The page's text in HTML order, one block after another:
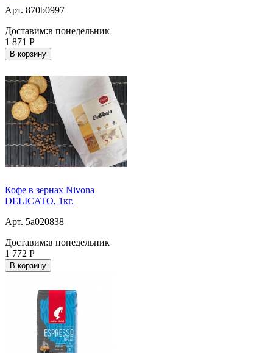
Арт. 870b0997
Доставим:в понедельник
1 871 Р
В корзину
Кофе в зернах Nivona
DELICATO, 1кг.
Арт. 5a020838
Доставим:в понедельник
1 772 Р
В корзину